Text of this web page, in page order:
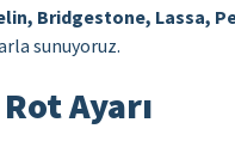
Bridgestone, Lassa,
sunuyoruz.
Ayarı